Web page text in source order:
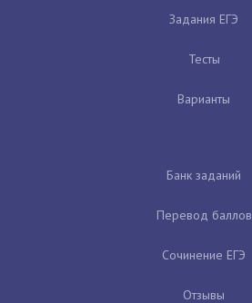
Задания ЕГЭ
Тесты
Варианты
Банк заданий
Перевод баллов
Сочинение ЕГЭ
Отзывы